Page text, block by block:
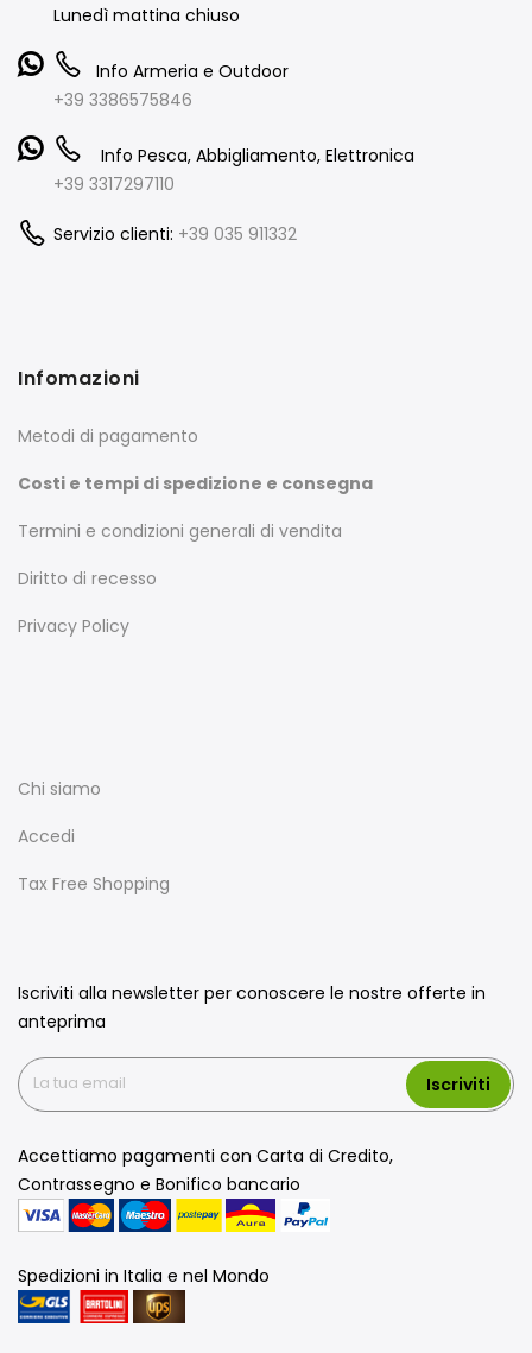
Lunedì mattina chiuso
Info Armeria e Outdoor
+39 3386575846
Info Pesca, Abbigliamento, Elettronica
+39 3317297110
Servizio clienti: +39 035 911332
Infomazioni
Metodi di pagamento
Costi e tempi di spedizione e consegna
Termini e condizioni generali di vendita
Diritto di recesso
Privacy Policy
Chi siamo
Accedi
Tax Free Shopping
Iscriviti alla newsletter per conoscere le nostre offerte in
anteprima
Iscriviti
Accettiamo pagamenti con Carta di Credito,
Contrassegno e Bonifico bancario
Spedizioni in Italia e nel Mondo